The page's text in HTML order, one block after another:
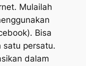
Mulailah
Bisa
satu persatu.
dalam